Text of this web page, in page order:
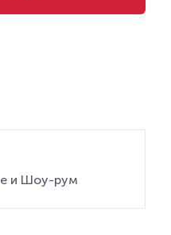
и Шоу-рум